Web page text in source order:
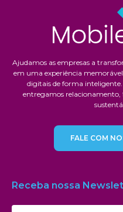
Ajudamos as empresas a
em uma experiência
digitais de forma
entregamos relacionamento,
FALE COM
Receba nossa